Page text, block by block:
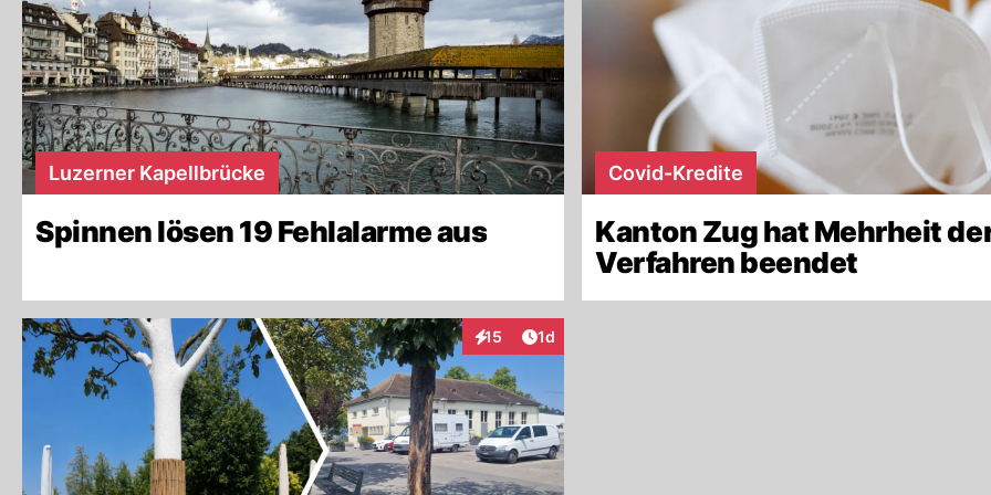
Luzerner Kapellbrücke
Spinnen lösen 19 Fehlalarme aus
Covid-Kredite
Kanton Zug hat Mehrheit
Verfahren beendet
15
InteraktionenArtikel veröffentlicht:
1d